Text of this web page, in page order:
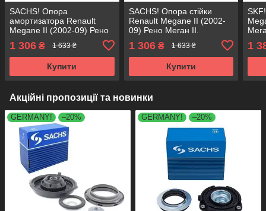
SACHS! Опора
амортизатора Renault
Megane II (2002-09) Рено
SM1517 , 802318 ,
KB655.17 , VKDA35625
1 306 ₴ 1 633 ₴
Купити
SACHS! Опора стійки
Renault Megane II (2002-
09) Рено Меган II.
802318 , KB655.17 ,
VKDA35625
1 306₴ 1 633 ₴
Купити
1
Акційні пропозиції та новинки
GERMANY! –20% GERMANY! –20%